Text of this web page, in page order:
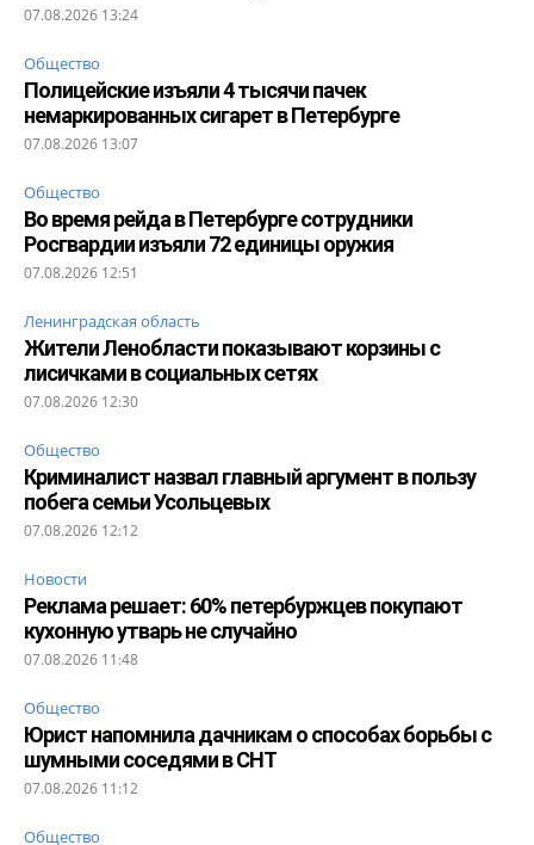
07.08.2026 13:24
Общество
Полицейские изъяли 4 тысячи пачек
немаркированных сигарет в Петербурге
07.08.2026 13:07
Общество
Во время рейда в Петербурге сотрудники
Росгвардии изъяли 72 единицы оружия
07.08.2026 12:51
Ленинградская область
Жители Ленобласти показывают корзины с
лисичками в социальных сетях
07.08.2026 12:30
Общество
Криминалист назвал главный аргумент в пользу
побега семьи Усольцевых
07.08.2026 12:12
Новости
Реклама решает: 60% петербуржцев покупают
кухонную утварь не случайно
07.08.2026 11:48
Общество
Юрист напомнила дачникам о способах борьбы с
шумными соседями в СНТ
07.08.2026 11:12
Общество